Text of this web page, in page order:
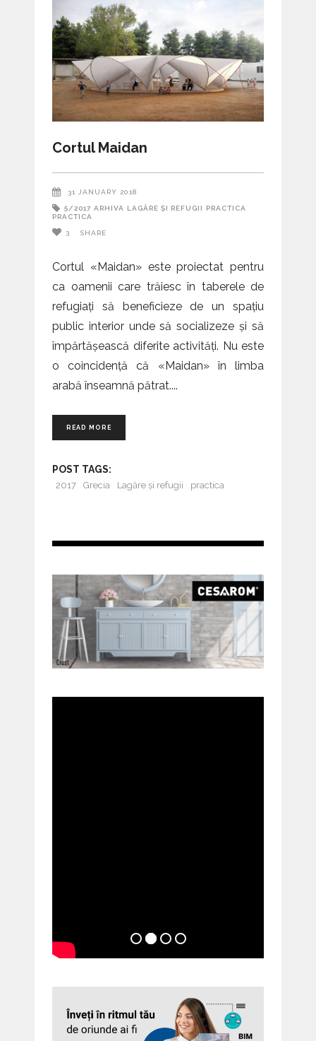
Cortul Maidan
31 JANUARY 2018
5/2017 ARHIVA LAGĂRE ȘI REFUGII
PRACTICA
PRACTICA
3 SHARE
Cortul «Maidan» este proiectat pentru
ca oamenii care trăiesc în taberele de
refugiați să beneficieze de un spațiu
public interior unde să socializeze și să
împărtășească diferite activități. Nu este
o coincidență că «Maidan» în limba
arabă înseamnă pătrat.
READ MORE
POST TAGS:
2017 Grecia Lagăre și refugii practica